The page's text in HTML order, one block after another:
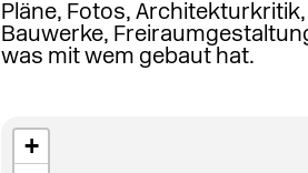
Pläne, Fotos,
Bauwerke,
was mit wem gebaut hat.
+